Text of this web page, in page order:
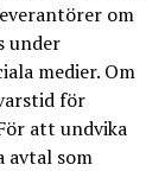
om
under
medier. Om
för
att undvika
avtal som